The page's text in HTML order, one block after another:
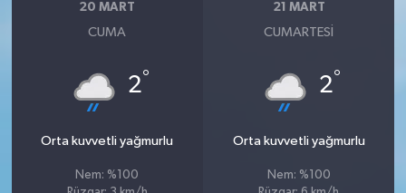
20 MART
CUMA
2°
Orta kuvvetli yağmurlu
Nem: %100
21 MART
CUMARTESI
2°
Orta kuvvetli yağmurlu
Nem: %100